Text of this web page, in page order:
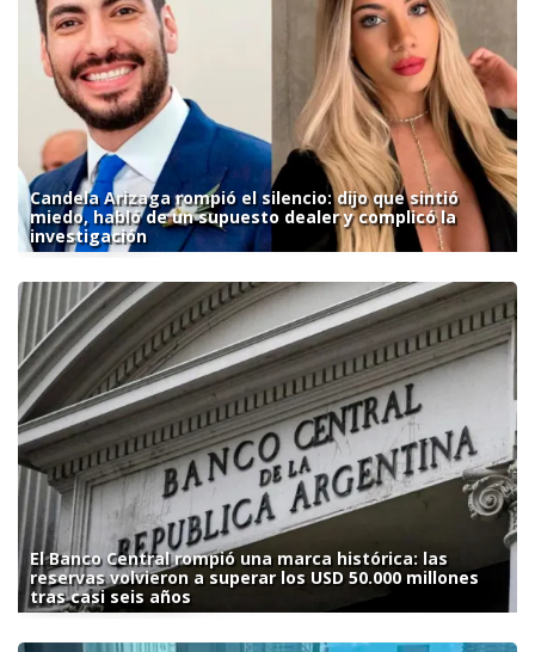
Candela Arizaga rompió el silencio: dijo que sintió
miedo, habló de un supuesto dealer y complicó la
investigación
El Banco Central rompió una marca histórica: las
reservas volvieron a superar los USD 50.000 millones
tras casi seis años